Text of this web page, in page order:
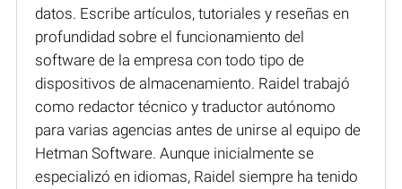
datos. Escribe artículos, tutoriales y reseñas en
profundidad sobre el funcionamiento del
software de la empresa con todo tipo de
dispositivos de almacenamiento. Raidel trabajó
como redactor técnico y traductor autónomo
para varias agencias antes de unirse al equipo de
Hetman Software. Aunque inicialmente se
especializó en idiomas, Raidel siempre ha tenido